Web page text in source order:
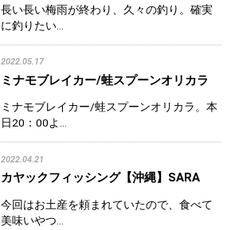
長い長い梅雨が終わり、久々の釣り。確実
に釣りたい…
2022.05.17
ミナモブレイカー/蛙スプーンオリカラ
ミナモブレイカー/蛙スプーンオリカラ。本
日20：00よ…
2022.04.21
カヤックフィッシング【沖縄】SARA
今回はお土産を頼まれていたので、食べて
美味いやつ…